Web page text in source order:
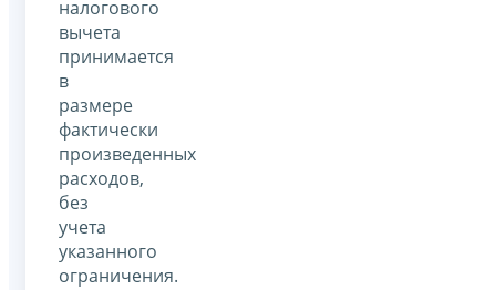
налогового
вычета
принимается
в
размере
фактически
произведенных
расходов,
без
учета
указанного
ограничения.